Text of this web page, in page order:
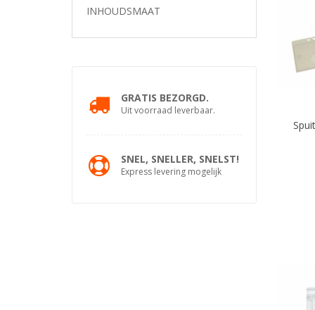
INHOUDSMAAT
GRATIS BEZORGD.
Uit voorraad leverbaar.
SNEL, SNELLER, SNELST!
Express levering mogelijk